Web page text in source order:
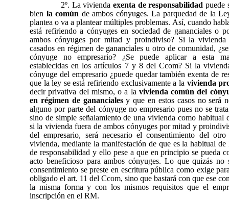
2º. La vivienda exenta de responsabilidad puede
bien la común de ambos cónyuges. La parquedad de la
plantea o va a plantear múltiples problemas. Así, cuando
está refiriendo a cónyuges en sociedad de gananciales o
ambos cónyuges por mitad y proindiviso? Si la
casados en régimen de gananciales u otro de comunidad,
cónyuge no empresario? ¿Se puede aplicar a esta
establecidas en los artículos 7 y 8 del Ccom? Si la
cónyuge del empresario ¿puede quedar también exenta de
que la ley se está refiriendo exclusivamente a la vivienda
decir privativa del mismo, o a la vivienda común del
en régimen de ganancialesy que en estos casos no será
alguno por parte del cónyuge no empresario pues no se
sino de simple señalamiento de una vivienda como habitual
si la vivienda fuera de ambos cónyuges por mitad y
del empresario, será necesario el consentimiento del
vivienda, mediante la manifestación de que es la habitual
de responsabilidad y ello pese a que en principio se pueda
acto beneficioso para ambos cónyuges. Lo que quizás no
consentimiento se preste en escritura pública como exige
obligado el art. 11 del Ccom, sino que bastará con que ese
la misma forma y con los mismos requisitos que el
inscripción en el RM.